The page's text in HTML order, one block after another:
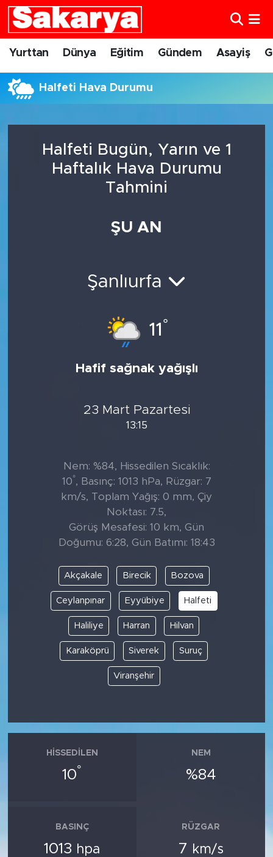
Yurttan Dünya Eğitim Gündem Asayiş
Halfeti Hava Durumu
Halfeti Bugün, Yarın ve 1
Haftalık Hava Durumu
Tahmini
ŞU AN
Şanlıurfa
11 °
Hafif sağnak yağışlı
23 Mart Pazartesi
13:15
Nem: %84, Hissedilen Sıcaklık:
10°, Basınç: 1013 hPa, Rüzgar: 7
km/s, Toplam Yağış: 0 mm, Çiy
Noktası: 7.5,
Görüş Mesafesi: 10 km, Gün
Doğumu: 6:28, Gün Batımı: 18:43
Akçakale Birecik Bozova
Ceylanpınar Eyyübiye Halfeti
Haliliye Harran Hilvan
Karaköprü Siverek Suruç
Viranşehir
HISSEDILEN
10°
NEM
%84
BASINÇ
1013 hpa
RÜZGAR
7 km/s
Yurttan
Eskişehirspor
Eskişehir Nöbetçi Eczaneler
Süper Lig Puan Durumu ve Fikstür
Son Dakika Haberleri